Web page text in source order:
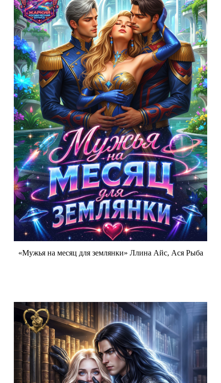
«Мужья на месяц для землянки» Ллина Айс, Ася Рыба